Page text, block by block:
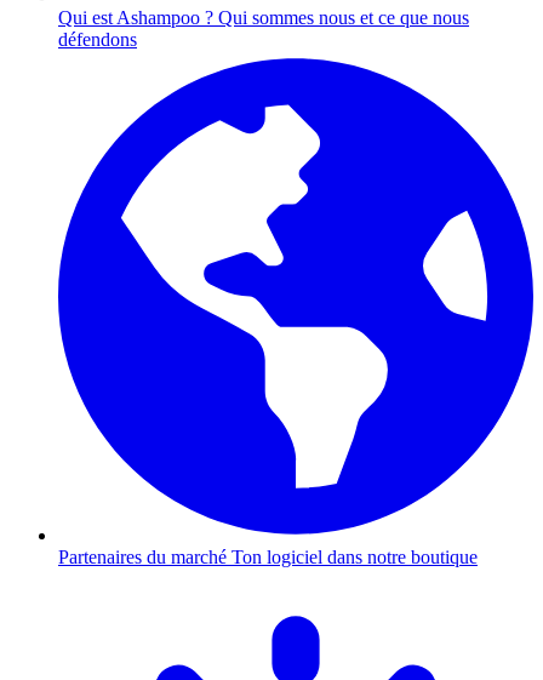
Qui est Ashampoo ? Qui sommes nous et ce que nous
défendons
Partenaires du marché Ton logiciel dans notre boutique